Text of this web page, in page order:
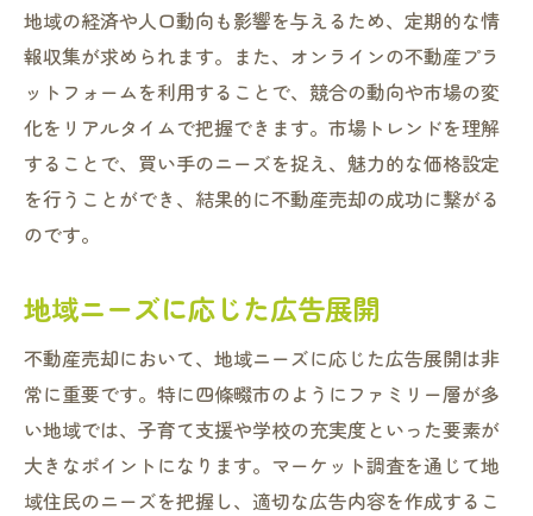
地域の経済や人口動向も影響を与えるため、定期的な情
報収集が求められます。また、オンラインの不動産プラ
ットフォームを利用することで、競合の動向や市場の変
化をリアルタイムで把握できます。市場トレンドを理解
することで、買い手のニーズを捉え、魅力的な価格設定
を行うことができ、結果的に不動産売却の成功に繋がる
のです。
地域ニーズに応じた広告展開
不動産売却において、地域ニーズに応じた広告展開は非
常に重要です。特に四條畷市のようにファミリー層が多
い地域では、子育て支援や学校の充実度といった要素が
大きなポイントになります。マーケット調査を通じて地
域住民のニーズを把握し、適切な広告内容を作成するこ